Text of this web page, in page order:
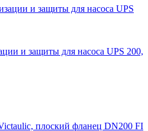
и защиты для насоса UPS 200,